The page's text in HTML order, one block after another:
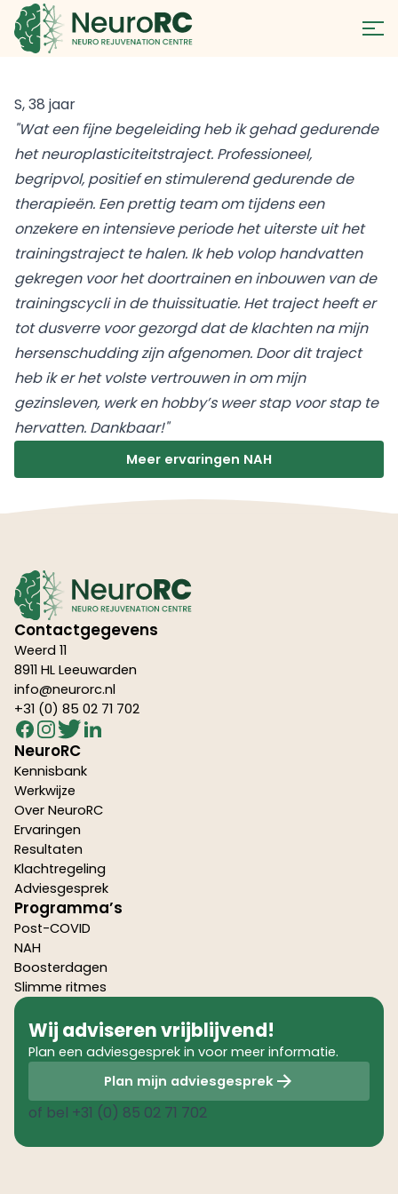
S, 38 jaar
"Wat een fijne begeleiding heb ik gehad gedurende
het neuroplasticiteitstraject. Professioneel,
begripvol, positief en stimulerend gedurende de
therapieën. Een prettig team om tijdens een
onzekere en intensieve periode het uiterste uit het
trainingstraject te halen. Ik heb volop handvatten
gekregen voor het doortrainen en inbouwen van de
trainingscycli in de thuissituatie. Het traject heeft er
tot dusverre voor gezorgd dat de klachten na mijn
hersenschudding zijn afgenomen. Door dit traject
heb ik er het volste vertrouwen in om mijn
gezinsleven, werk en hobby’s weer stap voor stap te
hervatten. Dankbaar!"
Meer ervaringen NAH
Contactgegevens
Weerd 11
8911 HL Leeuwarden
info@neurorc.nl
+31 (0) 85 02 71 702
NeuroRC
Kennisbank
Werkwijze
Over NeuroRC
Ervaringen
Resultaten
Klachtregeling
Adviesgesprek
Programma’s
Post-COVID
NAH
Boosterdagen
Slimme ritmes
Wij adviseren vrijblijvend!
Plan een adviesgesprek in voor meer informatie.
Plan mijn adviesgesprek
of bel +31 (0) 85 02 71 702